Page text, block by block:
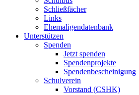
Schließfächer
Links
Ehemaligendatenbank
Unterstützen
Spenden
Jetzt spenden
Spendenprojekte
Spendenbescheinigung
Schulverein
Vorstand (CSHK)